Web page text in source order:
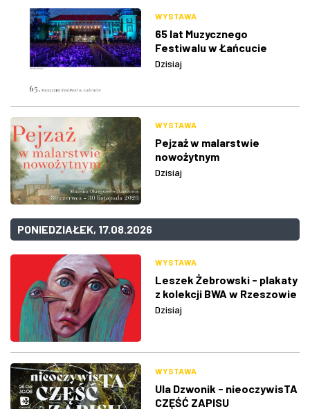
WYSTAWA
65 lat Muzycznego
Festiwalu w Łańcucie
Dzisiaj
WYSTAWA
Pejzaż w malarstwie
nowożytnym
Dzisiaj
PONIEDZIAŁEK, 17.08.2026
WYSTAWA
Leszek Żebrowski - plakaty
z kolekcji BWA w Rzeszowie
Dzisiaj
WYSTAWA
Ula Dzwonik - nieoczywisTA
CZĘŚĆ ZAPISU